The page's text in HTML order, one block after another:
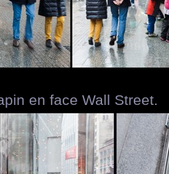
en face Wall Street.